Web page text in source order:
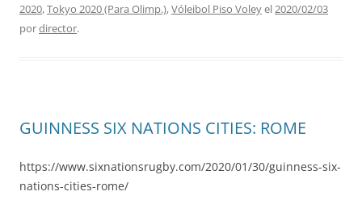
2020,Tokyo 2020 (Para Olimp.),Vóleibol Piso Voleyel2020/02/03
pordirector.
GUINNESS SIX NATIONS CITIES: ROME
https://www.sixnationsrugby.com/2020/01/30/guinness-six-
nations-cities-rome/